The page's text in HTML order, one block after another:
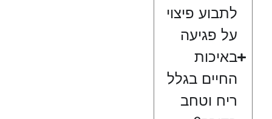
לתבוע פיצוי
על פגיעה
באיכות
החיים בגלל
ריח וטחב